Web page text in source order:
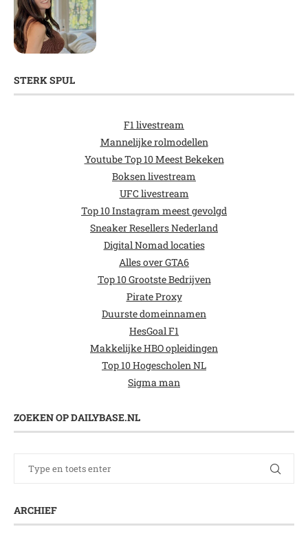
STERK SPUL
F1 livestream
Mannelijke rolmodellen
Youtube Top 10 Meest Bekeken
Boksen livestream
UFC livestream
Top 10 Instagram meest gevolgd
Sneaker Resellers Nederland
Digital Nomad locaties
Alles over GTA6
Top 10 Grootste Bedrijven
Pirate Proxy
Duurste domeinnamen
HesGoal F1
Makkelijke HBO opleidingen
Top 10 Hogescholen NL
Sigma man
ZOEKEN OP DAILYBASE.NL
ARCHIEF